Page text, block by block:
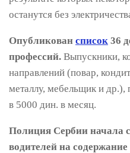
останутся без
Опубликован список 36
профессий. Выпускники,
направлений (повар,
металлу, мебельщик и др.),
в 5000 дин. в месяц.
Полиция Сербии начала
водителей на